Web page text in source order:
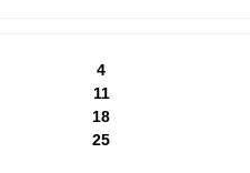
4
11
18
25